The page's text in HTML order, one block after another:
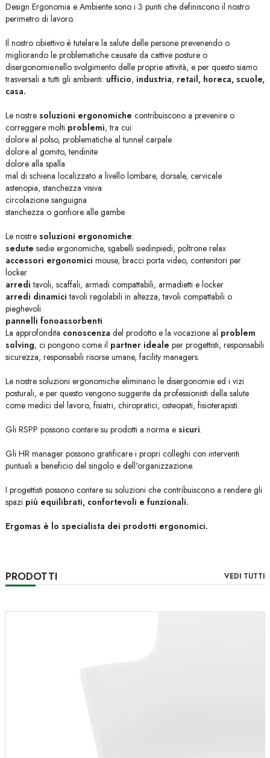
Design Ergonomia e Ambiente sono i 3 punti che definiscono il nostro
perimetro di lavoro.
Il nostro obiettivo è tutelare la salute delle persone prevenendo o
migliorando le problematiche causate da cattive posture o
disergonomie.nello svolgimento delle proprie attività, e per questo siamo
trasversali a tutti gli ambienti: ufficio, industria, retail, horeca, scuole,
casa.
Le nostre soluzioni ergonomiche contribuiscono a prevenire o
correggere molti problemi, tra cui:
dolore al polso, problematiche al tunnel carpale
dolore al gomito, tendinite
dolore alla spalla
mal di schiena localizzato a livello lombare, dorsale, cervicale
astenopia, stanchezza visiva
circolazione sanguigna
stanchezza o gonfiore alle gambe
Le nostre soluzioni ergonomiche:
sedute sedie ergonomiche, sgabelli siedinpiedi, poltrone relax
accessori ergonomici mouse, bracci porta video, contenitori per
locker
arreditavoli, scaffali, armadi compattabili, armadietti e locker
arredi dinamici tavoli regolabili in altezza, tavoli compattabili o
pieghevoli
pannelli fonoassorbenti
La approfondita conoscenza del prodotto e la vocazione al problem
solving, ci pongono come il partner ideale per progettisti, responsabili
sicurezza, responsabili risorse umane, facility managers.
Le nostre soluzioni ergonomiche eliminano le disergonomie ed i vizi
posturali, e per questo vengono suggerite da professionisti della salute
come medici del lavoro, fisiatri, chiropratici, osteopati, fisioterapisti.
Gli RSPP possono contare su prodotti a norma e sicuri.
Gli HR manager possono gratificare i propri colleghi con interventi
puntuali a beneficio del singolo e dell'organizzazione.
I progettisti possono contare su soluzioni che contribuiscono a rendere gli
spazi più equilibrati, confortevoli e funzionali.
Ergomas è lo specialista dei prodotti ergonomici.
PRODOTTI VEDI TUTTI